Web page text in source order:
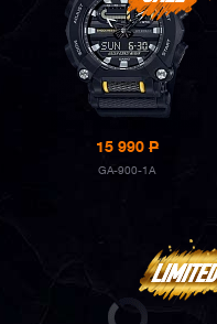
15 990P
GA-900-1A